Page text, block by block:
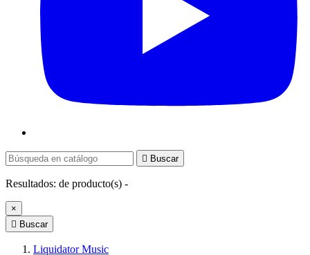
 Buscar
Resultados: de producto(s) -
×
 Buscar
Liquidator Music